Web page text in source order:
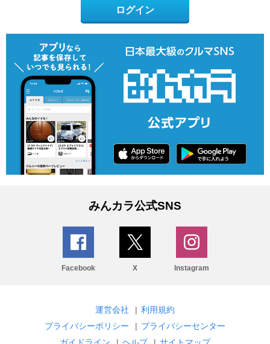
ログイン
みんカラ公式SNS
Facebook X Instagram
運営会社 | 利用規約
プライバシーポリシー
| プライバシーセンター